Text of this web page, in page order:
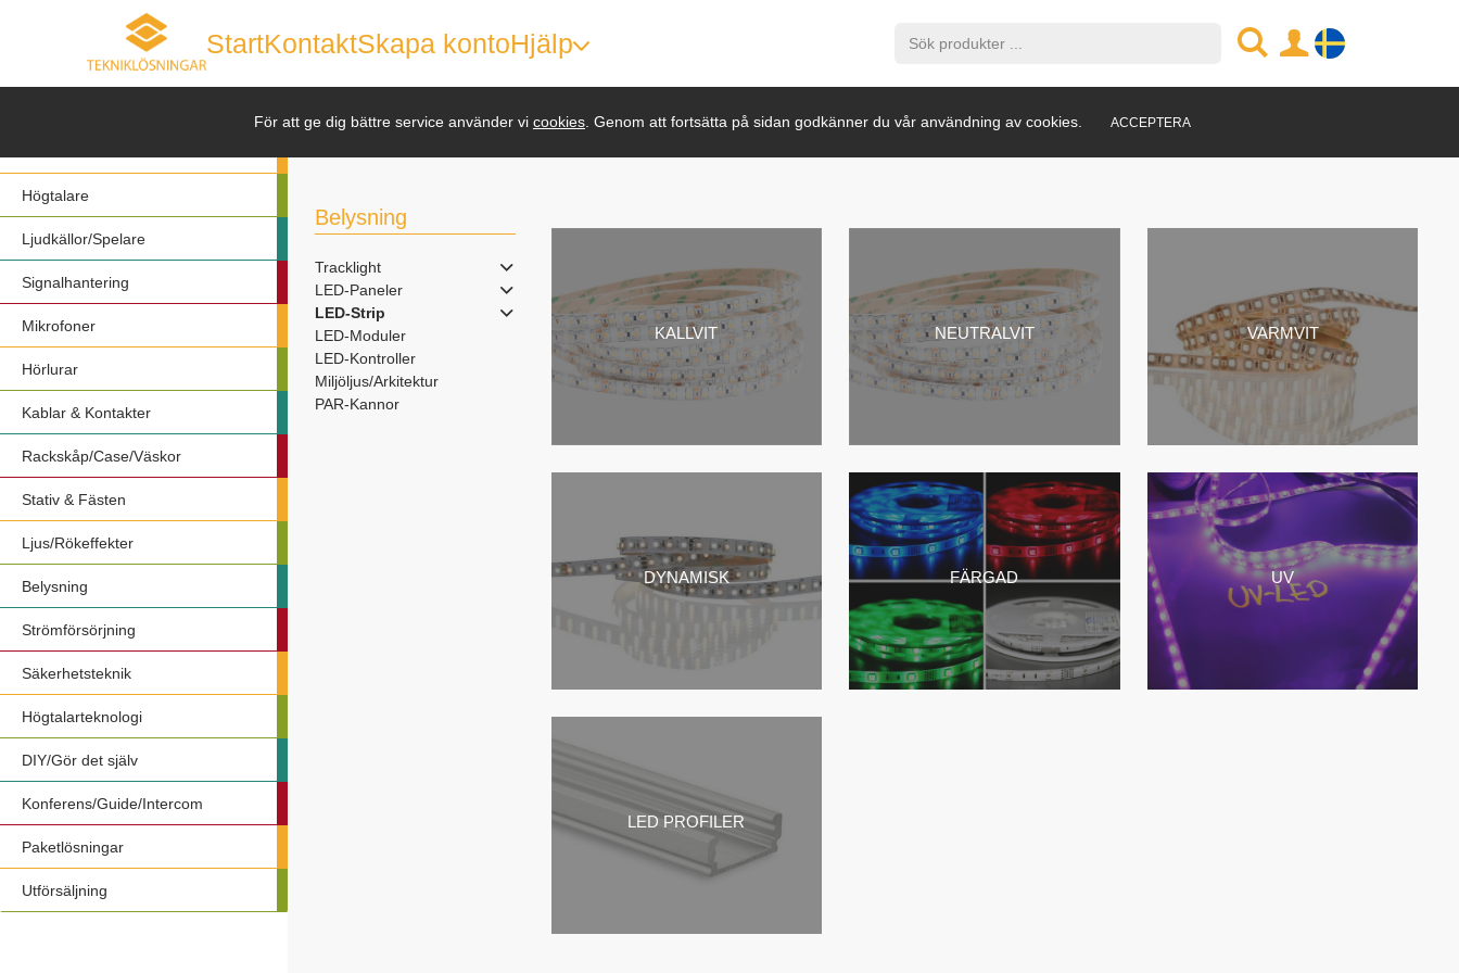
För att ge dig bättre service använder vi cookies. Genom att fortsätta på sidan godkänner du vår användning av cookies. ACCEPTERA
Högtalare
Ljudkällor/Spelare
Signalhantering
Mikrofoner
Hörlurar
Kablar & Kontakter
Rackskåp/Case/Väskor
Stativ & Fästen
Ljus/Rökeffekter
Belysning
Strömförsörjning
Säkerhetsteknik
Högtalarteknologi
DIY/Gör det själv
Konferens/Guide/Intercom
Paketlösningar
Utförsäljning
Belysning
Tracklight
LED-Paneler
LED-Strip
LED-Moduler
LED-Kontroller
Miljöljus/Arkitektur
PAR-Kannor
KALLVIT NEUTRALVIT VARMVIT
DYNAMISK FÄRGAD UV
LED PROFILER
StartKontaktSkapa kontoHjälp